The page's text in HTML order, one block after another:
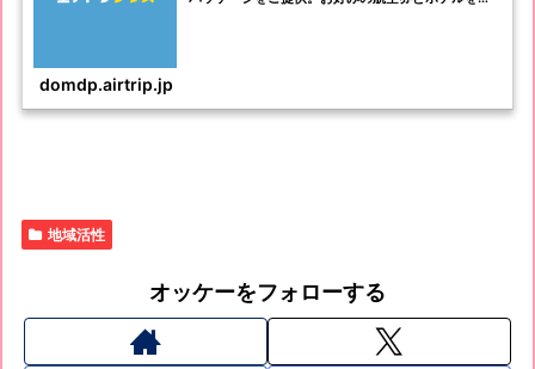
domdp.airtrip.jp
地域活性
オッケーをフォローする